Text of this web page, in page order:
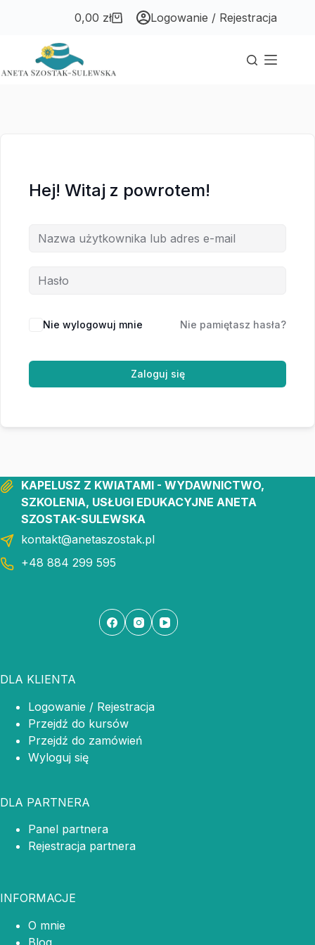
Koszyk
0,00 zł Logowanie / Rejestracja
Hej! Witaj z powrotem!
Nie wylogowuj mnie Nie pamiętasz hasła?
Zaloguj się
KAPELUSZ Z KWIATAMI - WYDAWNICTWO,
SZKOLENIA, USŁUGI EDUKACYJNE ANETA
SZOSTAK-SULEWSKA
kontakt@anetaszostak.pl
+48 884 299 595
DLA KLIENTA
Logowanie / Rejestracja
Przejdź do kursów
Przejdź do zamówień
Wyloguj się
DLA PARTNERA
Panel partnera
Rejestracja partnera
INFORMACJE
O mnie